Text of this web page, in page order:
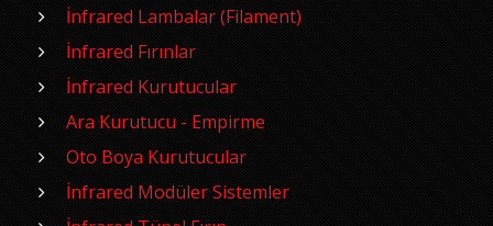
İnfrared Lambalar (Filament)
İnfrared Fırınlar
İnfrared Kurutucular
Ara Kurutucu - Empirme
Oto Boya Kurutucular
İnfrared Modüler Sistemler